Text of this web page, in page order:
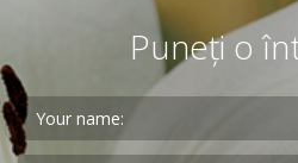
Puneți o